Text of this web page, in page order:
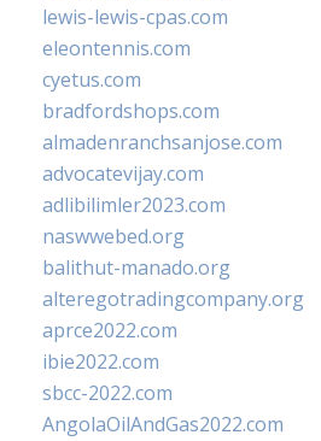
lewis-lewis-cpas.com
eleontennis.com
cyetus.com
bradfordshops.com
almadenranchsanjose.com
advocatevijay.com
adlibilimler2023.com
naswwebed.org
balithut-manado.org
alteregotradingcompany.org
aprce2022.com
ibie2022.com
sbcc-2022.com
AngolaOilAndGas2022.com